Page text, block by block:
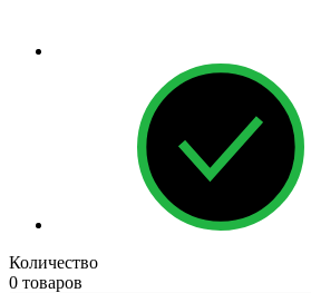
Количество
0 товаров